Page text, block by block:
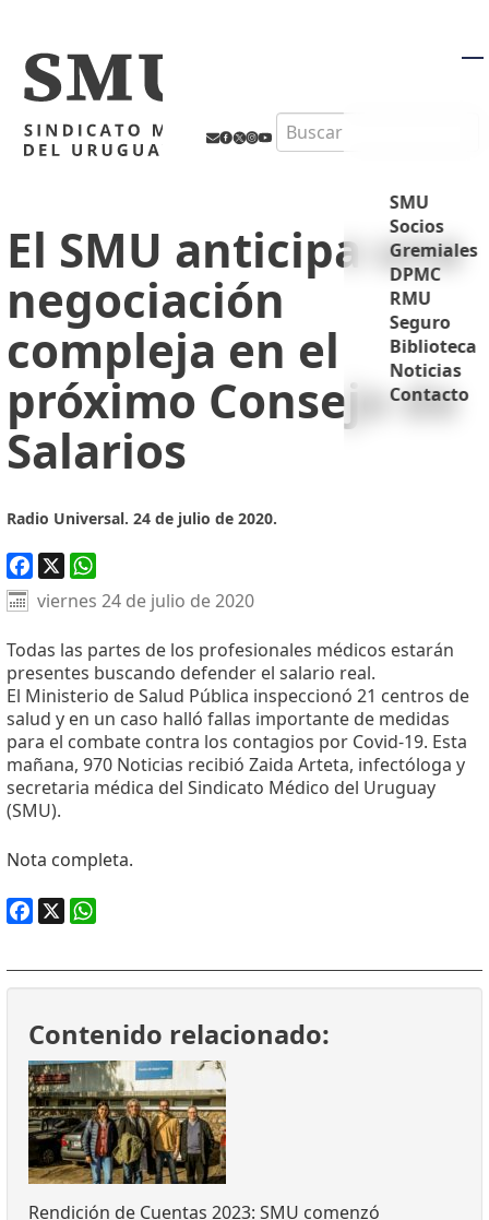
Search
SMU
Socios
Gremiales
DPMC
RMU
Seguro
Biblioteca
Noticias
Contacto
El SMU anticipa una
negociación
compleja en el
próximo Consejo de
Salarios
Radio Universal. 24 de julio de 2020.
Facebook
X WhatsApp
viernes 24 de julio de 2020
Todas las partes de los profesionales médicos estarán
presentes buscando defender el salario real.
El Ministerio de Salud Pública inspeccionó 21 centros de
salud y en un caso halló fallas importante de medidas
para el combate contra los contagios por Covid-19. Esta
mañana, 970 Noticias recibió Zaida Arteta, infectóloga y
secretaria médica del Sindicato Médico del Uruguay
(SMU).
Nota completa.
Contenido relacionado:
Rendición de Cuentas 2023: SMU comenzó